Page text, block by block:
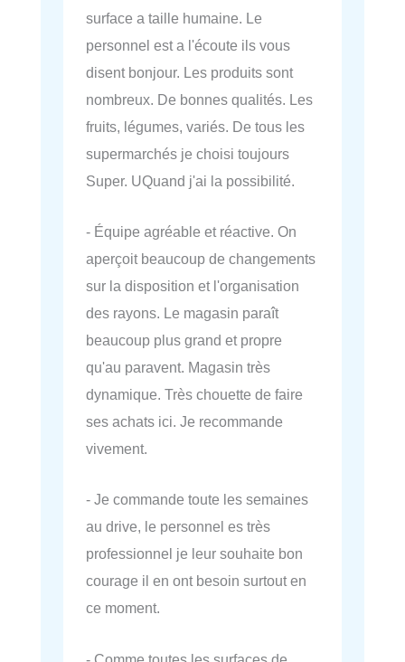
surface a taille humaine. Le
personnel est a l'écoute ils vous
disent bonjour. Les produits sont
nombreux. De bonnes qualités. Les
fruits, légumes, variés. De tous les
supermarchés je choisi toujours
Super. UQuand j'ai la possibilité.
- Équipe agréable et réactive. On
aperçoit beaucoup de changements
sur la disposition et l'organisation
des rayons. Le magasin paraît
beaucoup plus grand et propre
qu'au paravent. Magasin très
dynamique. Très chouette de faire
ses achats ici. Je recommande
vivement.
- Je commande toute les semaines
au drive, le personnel es très
professionnel je leur souhaite bon
courage il en ont besoin surtout en
ce moment.